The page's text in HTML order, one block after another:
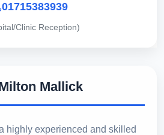
01715383939
Clinic Reception)
Mallick
highly experienced and skilled